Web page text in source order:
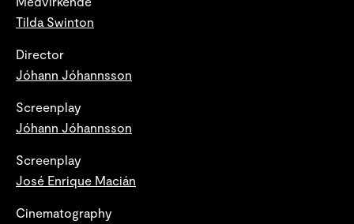
Tilda Swinton
Director
Jóhann Jóhannsson
Screenplay
Jóhann Jóhannsson
Screenplay
José Enrique Macián
Cinematography